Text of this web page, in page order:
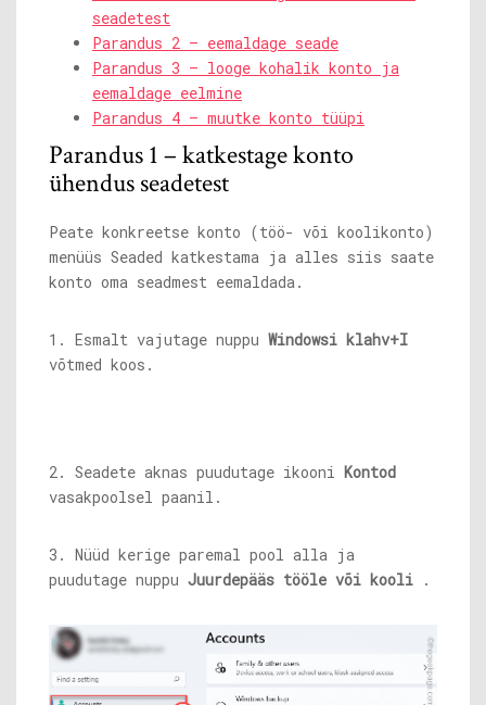
seadetest
Parandus 2 – eemaldage seade
Parandus 3 – looge kohalik konto ja
eemaldage eelmine
Parandus 4 – muutke konto tüüpi
Parandus 1 – katkestage konto
ühendus seadetest
Peate konkreetse konto (töö- või koolikonto)
menüüs Seaded katkestama ja alles siis saate
konto oma seadmest eemaldada.
1. Esmalt vajutage nuppu Windowsi klahv+I
võtmed koos.
2. Seadete aknas puudutage ikooni Kontod
vasakpoolsel paanil.
3. Nüüd kerige paremal pool alla ja
puudutage nuppu Juurdepääs tööle või kooli .